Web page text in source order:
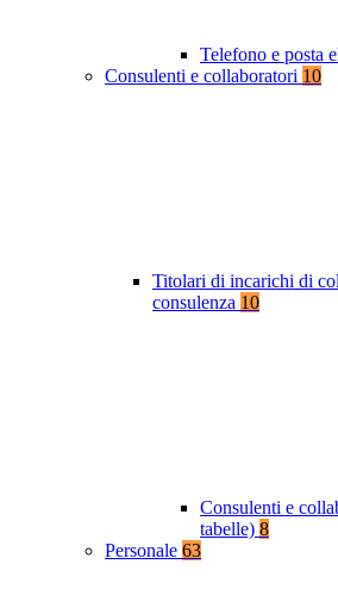
Telefono e posta
Consulenti e collaboratori 10
Titolari di incarichi di
consulenza 10
Consulenti e
tabelle) 8
Personale 63